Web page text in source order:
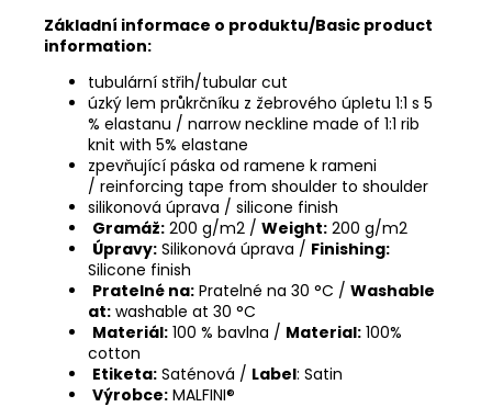
Základní informace o produktu/Basic product
information:
tubulární střih/tubular cut
úzký lem průkrčníku z žebrového úpletu 1:1 s 5
% elastanu / narrow neckline made of 1:1 rib
knit with 5% elastane
zpevňující páska od ramene k rameni
/ reinforcing tape from shoulder to shoulder
silikonová úprava / silicone finish
Gramáž: 200 g/m2 / Weight: 200 g/m2
Úpravy: Silikonová úprava / Finishing:
Silicone finish
Pratelné na: Pratelné na 30 °C / Washable
at: washable at 30 °C
Materiál: 100 % bavlna / Material: 100%
cotton
Etiketa: Saténová / Label: Satin
Výrobce: MALFINI®